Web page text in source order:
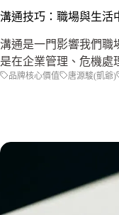
溝通技巧：職場與生活
溝通是一門影響我們職
是在企業管理、危機
品牌核心價值 唐源駿(凱爺)